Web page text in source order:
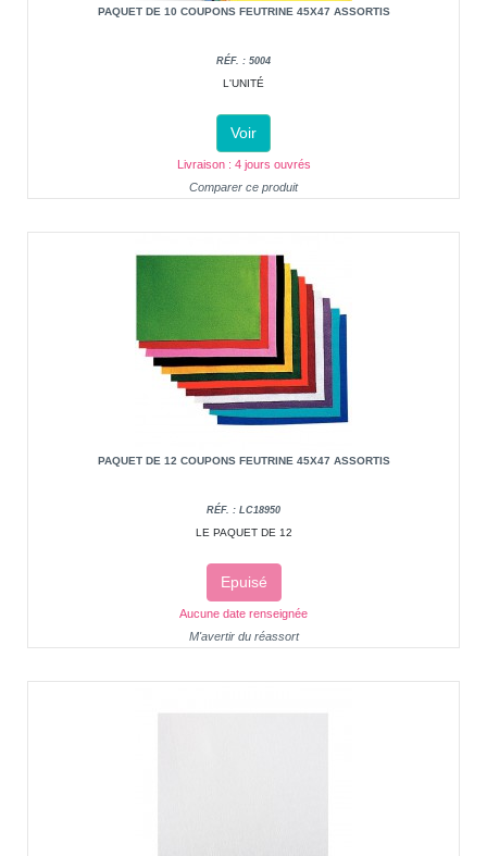
PAQUET DE 10 COUPONS FEUTRINE 45X47 ASSORTIS
RÉF. : 5004
L'UNITÉ
Voir
Livraison : 4 jours ouvrés
Comparer ce produit
PAQUET DE 12 COUPONS FEUTRINE 45X47 ASSORTIS
RÉF. : LC18950
LE PAQUET DE 12
Epuisé
Aucune date renseignée
M'avertir du réassort